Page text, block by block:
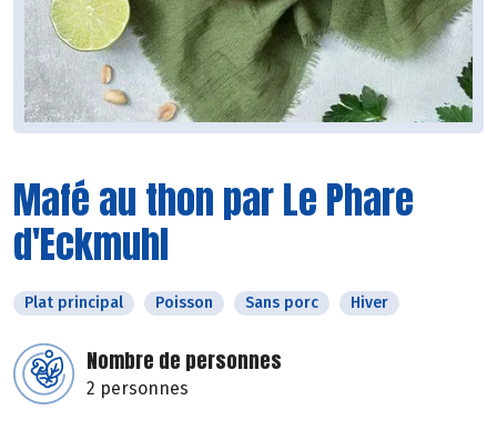
Mafé au thon par Le Phare
d'Eckmuhl
Plat principal Poisson Sans porc Hiver
Nombre de personnes
2 personnes